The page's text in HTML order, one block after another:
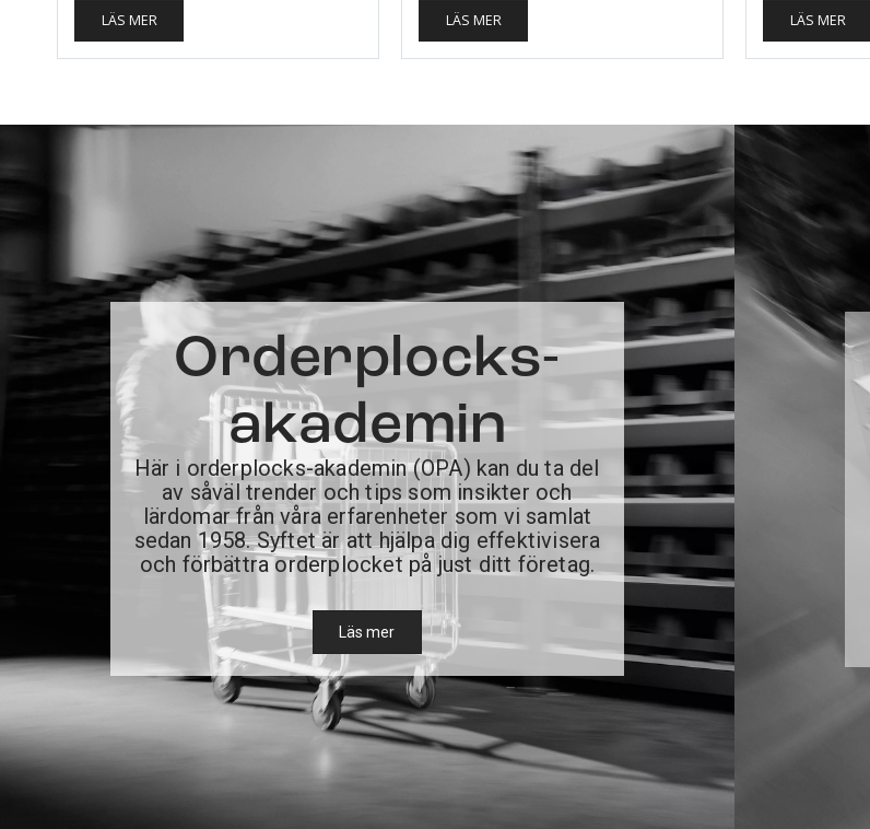
Orderplocks-
akademin
Här i orderplocks-akademin (OPA) kan du ta del
av såväl trender och tips som insikter och
lärdomar från våra erfarenheter som vi samlat
sedan 1958. Syftet är att hjälpa dig effektivisera
och förbättra orderplocket på just ditt företag.
Läs mer